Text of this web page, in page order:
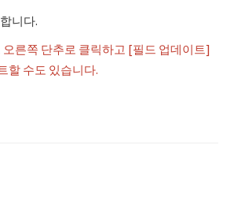
니다.
오른쪽 단추로 클릭하고 [필드 업데이트]
할 수도 있습니다.